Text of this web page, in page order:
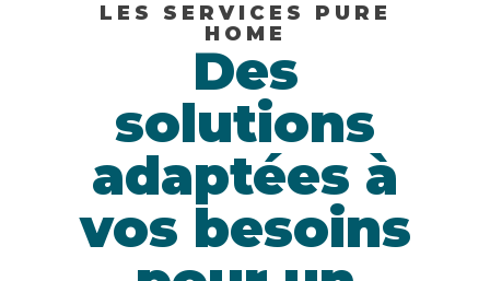
LES SERVICES PURE
HOME
Des
solutions
adaptées à
vos besoins